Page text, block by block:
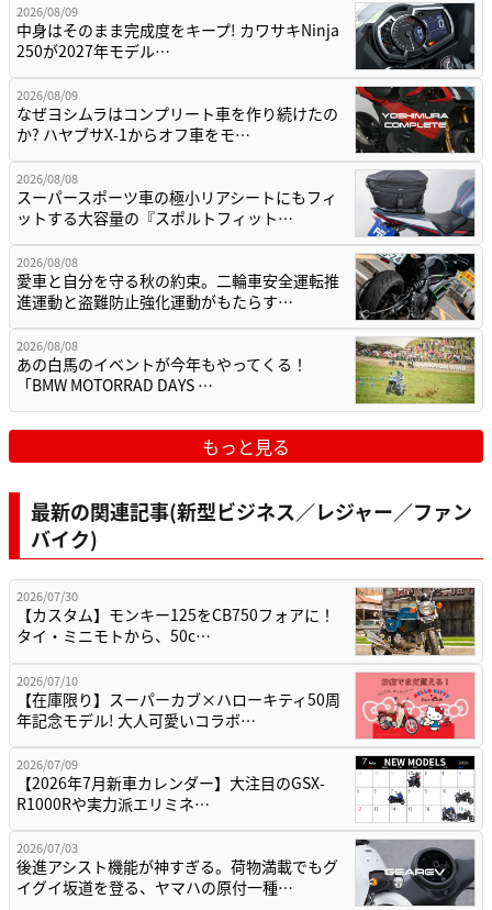
2026/08/09
中身はそのまま完成度をキープ! カワサキNinja
250が2027年モデル…
2026/08/09
なぜヨシムラはコンプリート車を作り続けたの
か? ハヤブサX-1からオフ車をモ…
2026/08/08
スーパースポーツ車の極小リアシートにもフィ
ットする大容量の『スポルトフィット…
2026/08/08
愛車と自分を守る秋の約束。二輪車安全運転推
進運動と盗難防止強化運動がもたらす…
2026/08/08
あの白馬のイベントが今年もやってくる！
「BMW MOTORRAD DAYS …
もっと見る
最新の関連記事(新型ビジネス／レジャー／ファン
バイク)
2026/07/30
【カスタム】モンキー125をCB750フォアに！
タイ・ミニモトから、50c…
2026/07/10
【在庫限り】スーパーカブ×ハローキティ50周
年記念モデル! 大人可愛いコラボ…
2026/07/09
【2026年7月新車カレンダー】大注目のGSX-
R1000Rや実力派エリミネ…
2026/07/03
後進アシスト機能が神すぎる。荷物満載でもグ
イグイ坂道を登る、ヤマハの原付一種…